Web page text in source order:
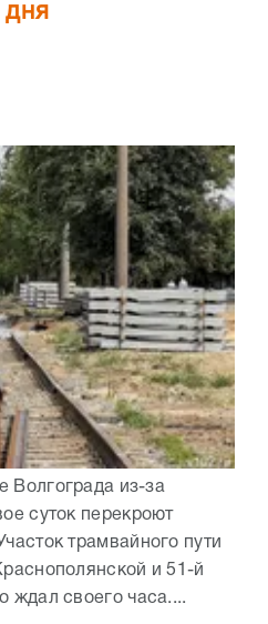
Волгограда из-за
суток перекроют
трамвайного пути
и 51-й
ждал своего часа....